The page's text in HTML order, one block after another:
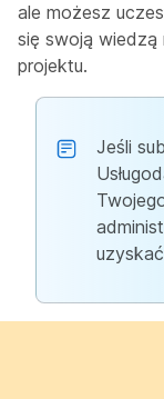
ale możesz
się swoją
projektu.
Jeśli